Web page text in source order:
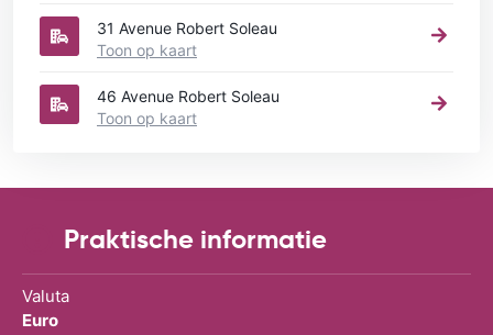
31 Avenue Robert Soleau
Toon op kaart
46 Avenue Robert Soleau
Toon op kaart
Praktische informatie
Valuta
Euro